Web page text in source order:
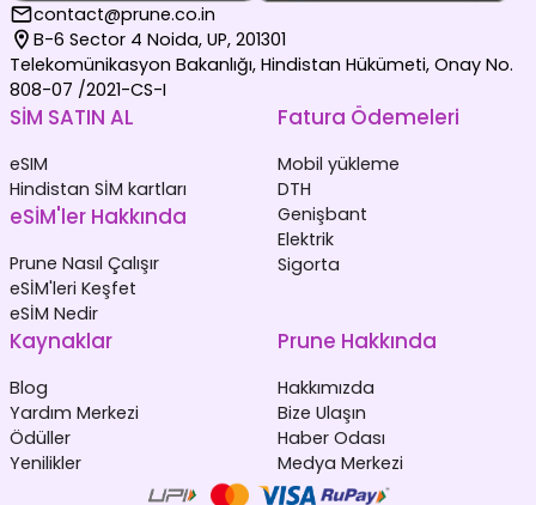
contact@prune.co.in
B-6 Sector 4 Noida, UP, 201301
Telekomünikasyon Bakanlığı, Hindistan Hükümeti, Onay No.
808-07 /2021-CS-I
SİM SATIN AL
eSIM
Hindistan SİM kartları
eSİM'ler Hakkında
Prune Nasıl Çalışır
eSİM'leri Keşfet
eSİM Nedir
Fatura Ödemeleri
Mobil yükleme
DTH
Genişbant
Elektrik
Sigorta
Kaynaklar
Blog
Yardım Merkezi
Ödüller
Yenilikler
Prune Hakkında
Hakkımızda
Bize Ulaşın
Haber Odası
Medya Merkezi